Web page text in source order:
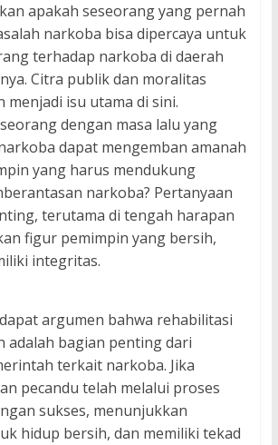
apakah seseorang yang pernah
narkoba bisa dipercaya untuk
terhadap narkoba di daerah
Citra publik dan moralitas
menjadi isu utama di sini.
dengan masa lalu yang
dapat mengemban amanah
yang harus mendukung
narkoba? Pertanyaan
terutama di tengah harapan
figur pemimpin yang bersih,
integritas.
argumen bahwa rehabilitasi
adalah bagian penting dari
terkait narkoba. Jika
pecandu telah melalui proses
sukses, menunjukkan
hidup bersih, dan memiliki tekad